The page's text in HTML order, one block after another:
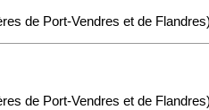
de Port-Vendres et de
de Port-Vendres et de